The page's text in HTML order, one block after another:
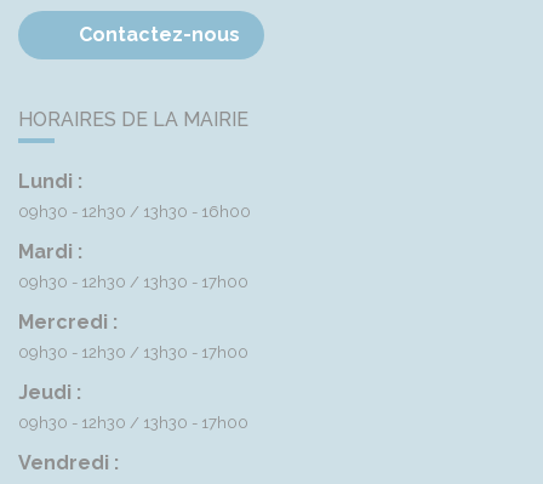
Contactez-nous
HORAIRES DE LA MAIRIE
Lundi :
09h30 - 12h30 13h30 - 16h00
Mardi :
09h30 - 12h30 13h30 - 17h00
Mercredi :
09h30 - 12h30 13h30 - 17h00
Jeudi :
09h30 - 12h30 13h30 - 17h00
Vendredi :